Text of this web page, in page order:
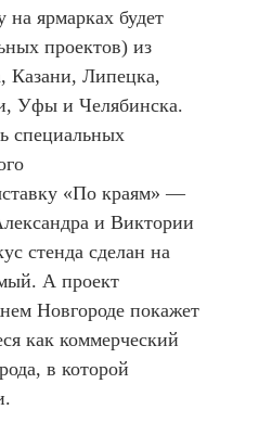
ярмарках будет
проектов) из
Казани, Липецка,
Уфы и Челябинска.
специальных
«По краям» —
и Виктории
стенда сделан на
А проект
Новгороде покажет
как коммерческий
в которой